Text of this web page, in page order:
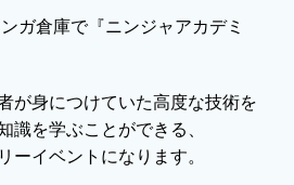
ガ倉庫で『ニンジャアカデミ
が身につけていた高度な技術を
識を学ぶことができる、
ーイベントになります。